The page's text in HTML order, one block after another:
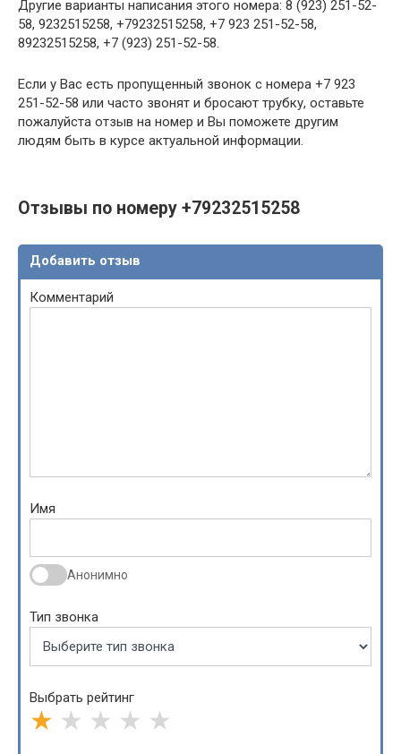
Другие варианты написания этого номера: 8 (923) 251-52-
58, 9232515258, +79232515258, +7 923 251-52-58,
89232515258, +7 (923) 251-52-58.
Если у Вас есть пропущенный звонок с номера +7 923
251-52-58 или часто звонят и бросают трубку, оставьте
пожалуйста отзыв на номер и Вы поможете другим
людям быть в курсе актуальной информации.
Отзывы по номеру +79232515258
Добавить отзыв
Комментарий
Имя
Анонимно
Тип звонка
Выбрать рейтинг
★ ★ ★ ★ ★